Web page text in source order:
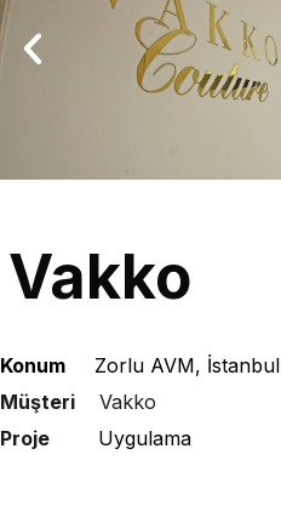
Vakko
Konum Zorlu AVM, İstanbul
Müşteri Vakko
Proje Uygulama